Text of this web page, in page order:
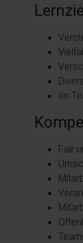
Im
Fair